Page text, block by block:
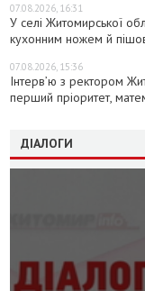
07.08.2026, 16:31
У селі Житомирської
кухонним ножем й
07.08.2026, 15:36
Інтерв’ю з ректором
перший пріоритет,
ДІАЛОГИ